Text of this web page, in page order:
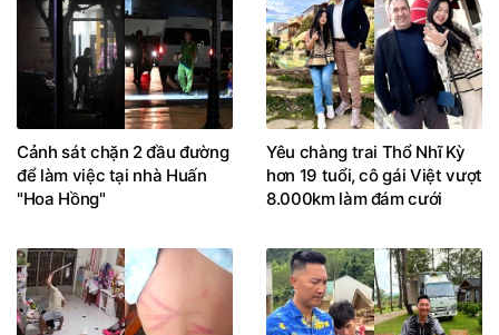
Cảnh sát chặn 2 đầu đường
để làm việc tại nhà Huấn
"Hoa Hồng"
Yêu chàng trai Thổ Nhĩ Kỳ
hơn 19 tuổi, cô gái Việt vượt
8.000km làm đám cưới